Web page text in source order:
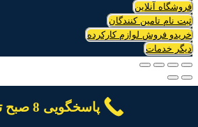
فروشگاه آنلاین
ثبت نام تامین کنندگان
خریدو فروش لوازم کارکرده
دیگر خدمات
پاسخگویی 8 صبح تا 8 شب